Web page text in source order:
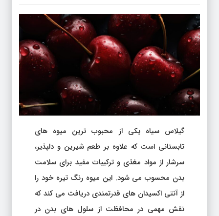
گیلاس سیاه یکی از محبوب ترین میوه های
تابستانی است که علاوه بر طعم شیرین و دلپذیر،
سرشار از مواد مغذی و ترکیبات مفید برای سلامت
بدن محسوب می شود. این میوه رنگ تیره خود را
از آنتی اکسیدان های قدرتمندی دریافت می کند که
نقش مهمی در محافظت از سلول های بدن در